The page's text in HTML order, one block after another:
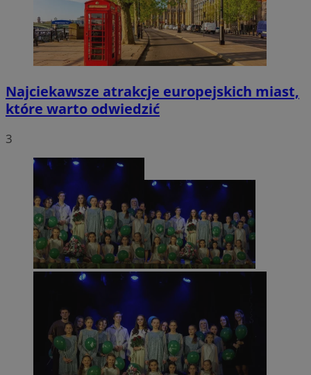
Najciekawsze atrakcje europejskich miast,
które warto odwiedzić
3